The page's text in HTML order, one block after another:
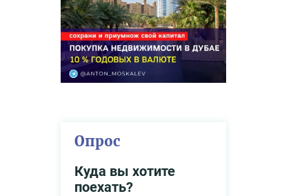
Опрос
Куда вы хотите
поехать?